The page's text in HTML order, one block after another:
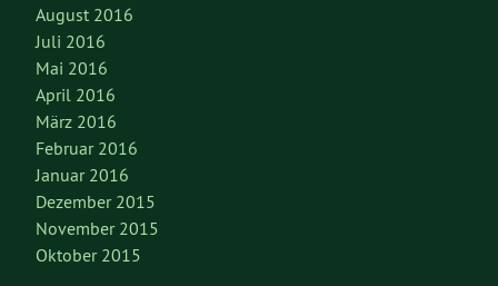
August 2016
Juli 2016
Mai 2016
April 2016
März 2016
Februar 2016
Januar 2016
Dezember 2015
November 2015
Oktober 2015